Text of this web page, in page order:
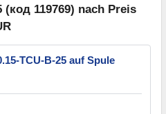
(код 119769) nach Preis
TCU-B-25 auf Spule